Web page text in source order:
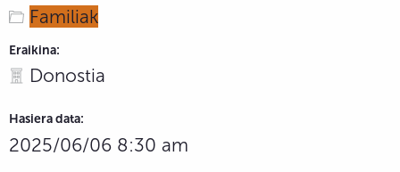
Familiak
Eraikina:
Donostia
Hasiera data:
2025/06/06 8:30 am